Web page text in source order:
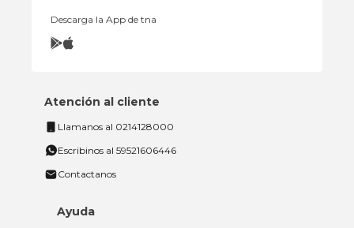
Descarga la App de tna
Atención al cliente
Llamanos al 0214128000
Escribinos al 59521606446
Contactanos
Ayuda